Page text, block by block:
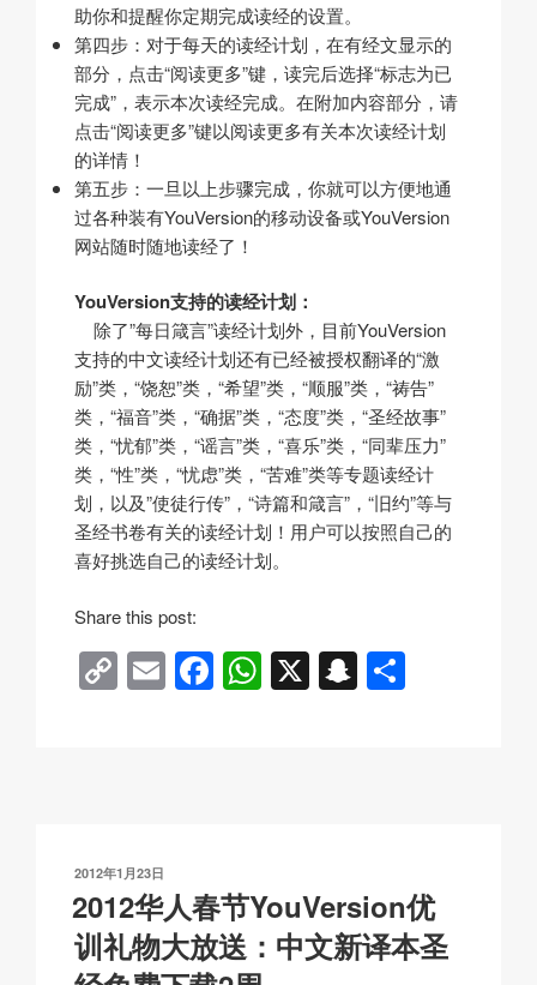
助你和提醒你定期完成读经的设置。
第四步：对于每天的读经计划，在有经文显示的
部分，点击“阅读更多”键，读完后选择“标志为已
完成”，表示本次读经完成。在附加内容部分，请
点击“阅读更多”键以阅读更多有关本次读经计划
的详情！
第五步：一旦以上步骤完成，你就可以方便地通
过各种装有YouVersion的移动设备或YouVersion
网站随时随地读经了！
YouVersion支持的读经计划：
除了”每日箴言”读经计划外，目前YouVersion
支持的中文读经计划还有已经被授权翻译的“激
励”类，“饶恕”类，“希望”类，“顺服”类，“祷告”
类，“福音”类，“确据”类，“态度”类，“圣经故事”
类，“忧郁”类，“谣言”类，“喜乐”类，“同辈压力”
类，“性”类，“忧虑”类，“苦难”类等专题读经计
划，以及”使徒行传”，“诗篇和箴言”，“旧约”等与
圣经书卷有关的读经计划！用户可以按照自己的
喜好挑选自己的读经计划。
Share this post:
C
o
n
k
E
m
F
a
o
k
W
h
p
X S
n
at
发
于
2012年1月23日
2012华人春节YouVersion优
训礼物大放送：中文新译本圣